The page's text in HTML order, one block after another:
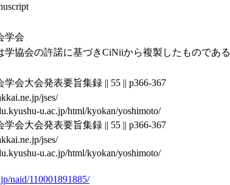
学会
学協会の許諾に基づきCiNiiから複製したものである
学会大会発表要旨集録 || 55 || p366-367
jses/
u.ac.jp/html/kyokan/yoshimoto/
学会大会発表要旨集録 || 55 || p366-367
jses/
u.ac.jp/html/kyokan/yoshimoto/
naid/110001891885/